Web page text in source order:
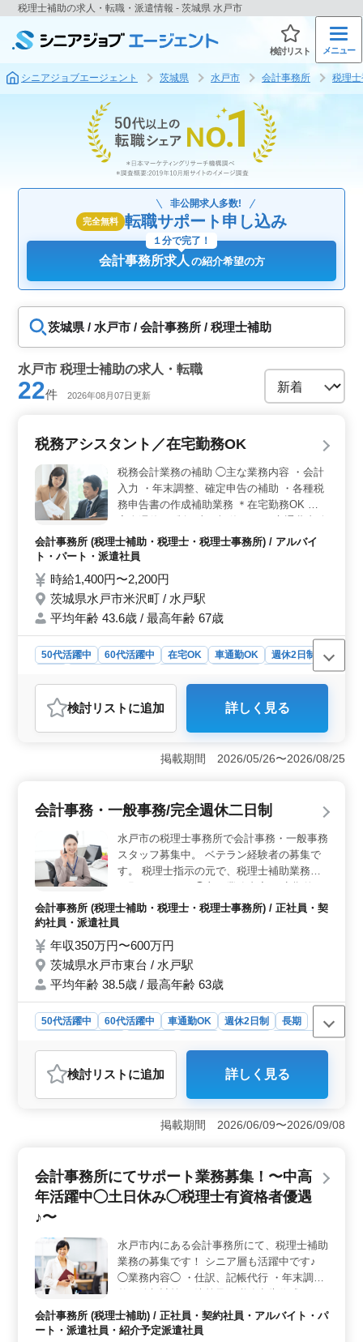
税理士補助の求人・転職・派遣情報 - 茨城県 水戸市
検討リスト メニュー
シニアジョブエージェント 茨城県 水戸市 会計事務所 税理
完全無料
非公開求人多数!
転職サポート申し込み
会計事務所求人 の紹介希望の方
１分で完了！
茨城県 / 水戸市 / 会計事務所 / 税理士補助
水戸市 税理士補助の求人・転職
22件 2026年08月07日更新
税務アシスタント／在宅勤務OK
税務会計業務の補助 ◯主な業務内容 ・会計
入力 ・年末調整、確定申告の補助 ・各種税
務申告書の作成補助業務 ＊在宅勤務OK ＊
シニア世代のスタッフが活躍している職場で
す！ 会計事務所勤務で積み重ねた知識やス
会計事務所 (税理士補助・税理士・税理士事務所) / アルバイ
ト・パート・派遣社員
時給1,400円〜2,200円
茨城県水戸市米沢町 / 水戸駅
平均年齢 43.6歳 / 最高年齢 67歳
50代活躍中 60代活躍中 在宅OK 車通勤OK
週休2日制
会計事務所
おすすめポイント
＜会計事務所経験を活かせる業務内容＞ 会計入力や年
末調整・確定申告の補助、各種税務申告書の作成補助な
どを担当します。会計事務所での経験を活かしながら働
ます。土日祝休みの完全週休2日制で、残業もありませ
ん。 ＜働きやすい職場環境＞ 交通費支給があり、
育児休業取得実績もあります。無理のない環境で長く働
きやすい職場です。
検討リスト に追加 詳しく見る
掲載期間 2026/05/26〜2026/08/25
会計事務・一般事務/完全週休二日制
水戸市の税理士事務所で会計事務・一般事務
スタッフ募集中。 ベテラン経験者の募集で
す。 税理士指示の元で、税理士補助業務を
顧客訪問による会計税務処理の指導 ・顧客
の経営状況把握とアドバイス ・記帳・デー
等の作成 ・来客・電話応対、文書作成等 ・
書類の発送・編綴・整理、用品発注 ・事務
所内整理整頓 ＊忍耐力があり、チャレンジ
精神旺盛な方、歓迎です。 ＊勤務時間等、
配慮いたします。 現在50歳以上も活躍して
いる企業です。 ぜひ今までの経験を活かし
て頂ける方のご応募お待ちしております。
会計事務所 (税理士補助・税理士・税理士事務所) / 正社員・契
約社員・派遣社員
年収350万円〜600万円
茨城県水戸市東台 / 水戸駅
平均年齢 38.5歳 / 最高年齢 63歳
50代活躍中 60代活躍中 車通勤OK 週休2日制
長期
派遣社員
おすすめポイント
＜安定した収入と豊富な福利厚生＞ 年収は350万円から
600万円と幅広く設定されており、これまでの経験やスキ
ルを最大限に評価してくれる職場です。また、賞与は年2
険、厚生年金が完備されており、長期的なキャリアを考
える上でも安心です。通勤手当も支給され、経済的な負
担を軽減できます。 ＜働きやすい労働環境とワーク
ており、土日祝日にしっかりと休むことができます。さ
らに、夏季休暇や年末年始休暇も充実しているため、年
間を通じてしっかりとリフレッシュする時間が確保でき
ます。勤務時間は8時30分から17時00分、または9時00分
フスタイルに合わせた働き方が可能です。さらに、残業
は月平均10時間と少なく、無理のない働き方が実現でき
検討リスト に追加 詳しく見る
掲載期間 2026/06/09〜2026/09/08
会計事務所にてサポート業務募集！〜中高
年活躍中◯土日休み◯税理士有資格者優遇
♪〜
水戸市内にある会計事務所にて、税理士補助
業務の募集です！ シニア層も活躍中です♪
◯業務内容◯ ・仕訳、記帳代行 ・年末調
次巡回監査 ・税務相談 ・相続税・事業承継
コンサルティング ・その他関連業務 ＊水戸
会計事務所 (税理士補助) / 正社員・契約社員・アルバイト・パ
ート・派遣社員・紹介予定派遣社員